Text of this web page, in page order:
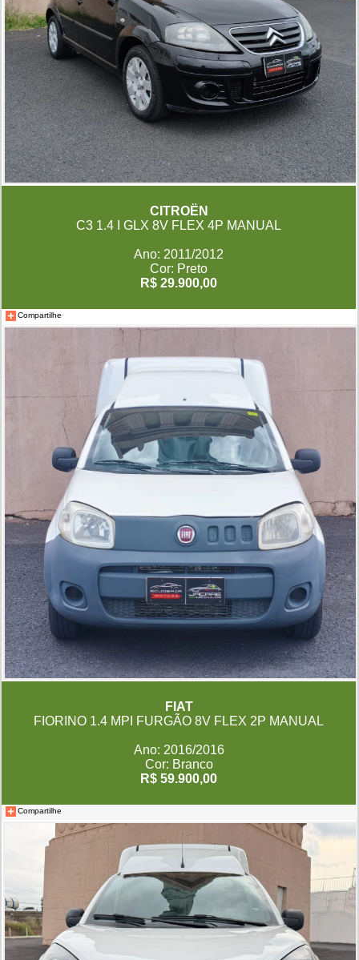
CITROËN
C3 1.4 I GLX 8V FLEX 4P MANUAL
Ano: 2011/2012
Cor: Preto
R$ 29.900,00
Compartilhe
FIAT
FIORINO 1.4 MPI FURGÃO 8V FLEX 2P MANUAL
Ano: 2016/2016
Cor: Branco
R$ 59.900,00
Compartilhe